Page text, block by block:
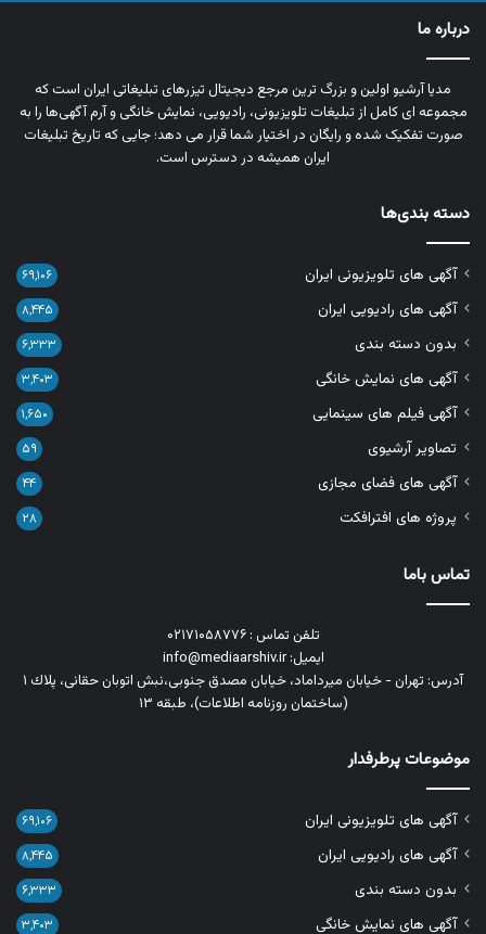
درباره ما
مدیا آرشیو اولین و بزرگ‌ ترین مرجع دیجیتال تیزرهای تبلیغاتی ایران است که
مجموعه‌ ای کامل از تبلیغات تلویزیونی، رادیویی، نمایش خانگی و آرم‌ آگهی‌ها را به‌
صورت تفکیک‌ شده و رایگان در اختیار شما قرار می‌ دهد؛ جایی که تاریخ تبلیغات
ایران همیشه در دسترس است.
دسته بندی‌ها
آگهی های تلویزیونی ایران ۶۹,۱۰۶
آگهی های رادیویی ایران ۸,۴۴۵
بدون دسته بندی ۶,۳۳۳
آگهی های نمایش خانگی ۳,۴۰۳
آگهی فیلم های سینمایی ۱,۶۵۰
تصاویر آرشیوی ۵۹
آگهی های فضای مجازی ۴۴
پروژه های افترافکت ۲۸
تماس باما
تلفن تماس : ۰۲۱۷۱۰۵۸۷۷۶
ایمیل: info@mediaarshiv.ir
آدرس: تهران - خیابان میرداماد، خیابان مصدق جنوبی،نبش اتوبان حقانی، پلاك ١
(ساختمان روزنامه اطلاعات)، طبقه ۱۳
موضوعات پرطرفدار
آگهی های تلویزیونی ایران ۶۹,۱۰۶
آگهی های رادیویی ایران ۸,۴۴۵
بدون دسته بندی ۶,۳۳۳
آگهی های نمایش خانگی ۳,۴۰۳